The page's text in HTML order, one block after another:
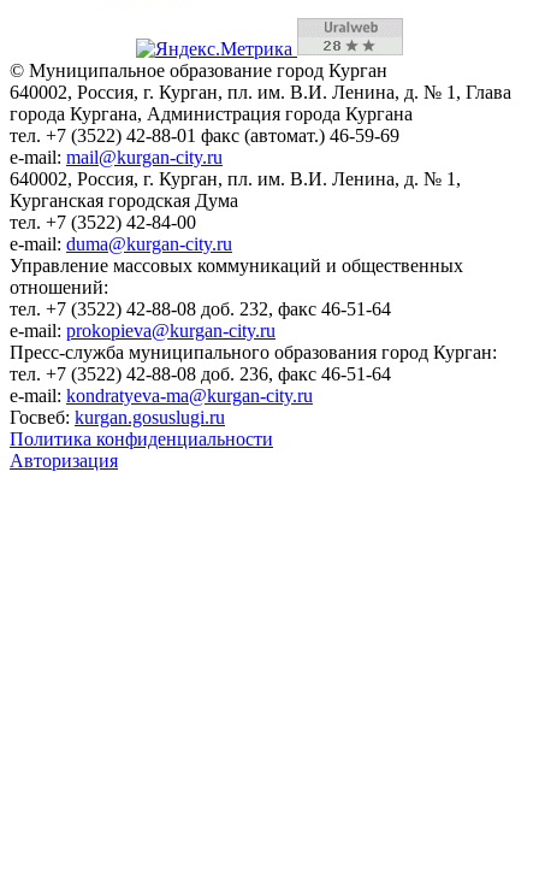
© Муниципальное образование город Курган
640002, Россия, г. Курган, пл. им. В.И. Ленина, д. № 1, Глава
города Кургана, Администрация города Кургана
тел. +7 (3522) 42-88-01 факс (автомат.) 46-59-69
e-mail: mail@kurgan-city.ru
640002, Россия, г. Курган, пл. им. В.И. Ленина, д. № 1,
Курганская городская Дума
тел. +7 (3522) 42-84-00
e-mail: duma@kurgan-city.ru
Управление массовых коммуникаций и общественных
отношений:
тел. +7 (3522) 42-88-08 доб. 232, факс 46-51-64
e-mail: prokopieva@kurgan-city.ru
Пресс-служба муниципального образования город Курган:
тел. +7 (3522) 42-88-08 доб. 236, факс 46-51-64
e-mail: kondratyeva-ma@kurgan-city.ru
Госвеб: kurgan.gosuslugi.ru
Политика конфиденциальности
Авторизация